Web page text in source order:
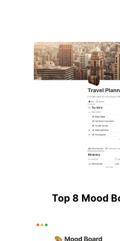
Top 8